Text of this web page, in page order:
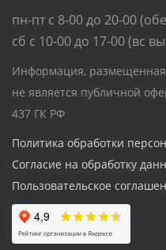
пн-пт с 8-00 до 20-00
сб с 10-00 до 17-00 (вс
Информация,
не является публичной
437 ГК РФ
Политика обработки
Согласие на обработку
Пользовательское